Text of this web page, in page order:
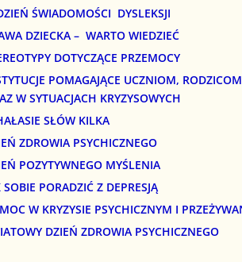
ŚWIADOMOŚCI DYSLEKSJI
DZIECKA – WARTO WIEDZIEĆ
DOTYCZĄCE PRZEMOCY
POMAGAJĄCE UCZNIOM,
W SYTUACJACH KRYZYSOWYCH
SŁÓW KILKA
ZDROWIA PSYCHICZNEGO
POZYTYWNEGO MYŚLENIA
SOBIE PORADZIĆ Z DEPRESJĄ
W KRYZYSIE PSYCHICZNYM I
DZIEŃ ZDROWIA PSYCHICZNEGO